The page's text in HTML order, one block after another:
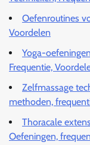
Oefenroutines
Voordelen
Yoga-
Frequentie,
Zelfmassage
methoden,
Thoracale
Oefeningen,